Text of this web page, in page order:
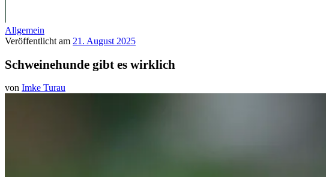
Allgemein
Veröffentlicht am 21. August 2025
Schweinehunde gibt es wirklich
von Imke Turau